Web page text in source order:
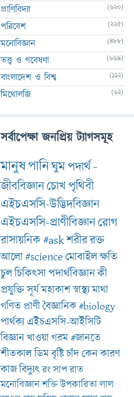
প্রাণিবিদ্যা (620)
পরিবেশ (225)
মনোবিজ্ঞান (488)
তত্ত্ব ও গবেষণা (669)
বাংলাদেশ ও বিশ্ব (112)
মিথোলজি (62)
সর্বাপেক্ষা জনপ্রিয় ট্যাগসমূহ
মানুষপানিঘুমপদার্থ-
জীববিজ্ঞানচোখপৃথিবী
এইচএসসি-উদ্ভিদবিজ্ঞান
এইচএসসি-প্রাণীবিজ্ঞানরোগ
রাসায়নিক#askশরীররক্ত
আলো#scienceমোবাইলক্ষতি
চুলচিকিৎসাপদার্থবিজ্ঞানকী
প্রযুক্তিসূর্যমহাকাশস্বাস্থ্যমাথা
গণিত প্রাণীবৈজ্ঞানিক#biology
পার্থক্য এইচএসসি-আইসিটি
বিজ্ঞানখাওয়াগরম#জানতে
শীতকালডিমবৃষ্টিচাঁদকেনকারণ
কাজবিদ্যুৎরংসাপরাত
মনোবিজ্ঞানশক্তিউপকারিতালাল